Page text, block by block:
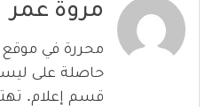
مروة عمر
محررة في
حاصلة على
قسم إعلام.